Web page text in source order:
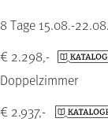
8 Tage 15.08.-
Doppelzimmer
€ 2.298,-
€ 2.937,-